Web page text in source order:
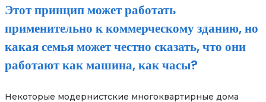
Этот принцип может работать
применительно к коммерческому зданию, но
какая семья может честно сказать, что они
работают как машина, как часы?
Некоторые модернистские многоквартирные дома